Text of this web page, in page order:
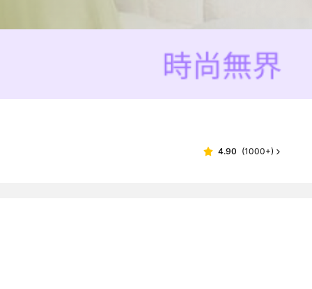
4.90 (1000+)